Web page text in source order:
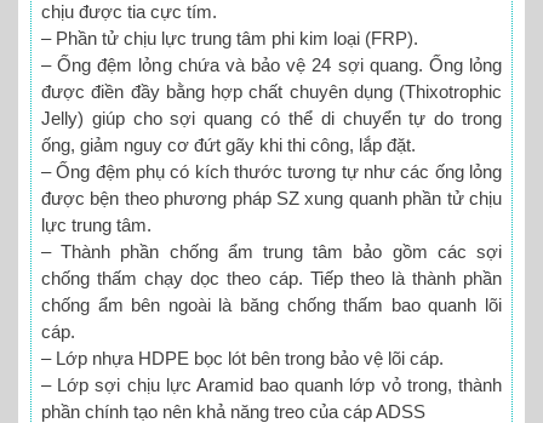
chịu được tia cực tím.
– Phần tử chịu lực trung tâm phi kim loại (FRP).
– Ống đệm lỏng chứa và bảo vệ 24 sợi quang. Ống lỏng
được điền đầy bằng hợp chất chuyên dụng (Thixotrophic
Jelly) giúp cho sợi quang có thể di chuyển tự do trong
ống, giảm nguy cơ đứt gãy khi thi công, lắp đặt.
– Ống đệm phụ có kích thước tương tự như các ống lỏng
được bện theo phương pháp SZ xung quanh phần tử chịu
lực trung tâm.
– Thành phần chống ẩm trung tâm bảo gồm các sợi
chống thấm chạy dọc theo cáp. Tiếp theo là thành phần
chống ẩm bên ngoài là băng chống thấm bao quanh lõi
cáp.
– Lớp nhựa HDPE bọc lót bên trong bảo vệ lõi cáp.
– Lớp sợi chịu lực Aramid bao quanh lớp vỏ trong, thành
phần chính tạo nên khả năng treo của cáp ADSS